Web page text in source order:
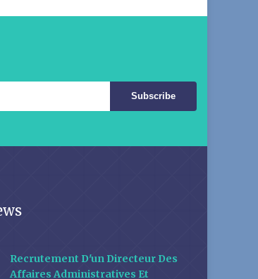
Subscribe
Recrutement D'un Directeur Des
Affaires Administratives Et